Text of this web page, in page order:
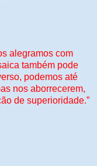
alegramos com
também pode
podemos até
nos aborrecerem,
de superioridade.”